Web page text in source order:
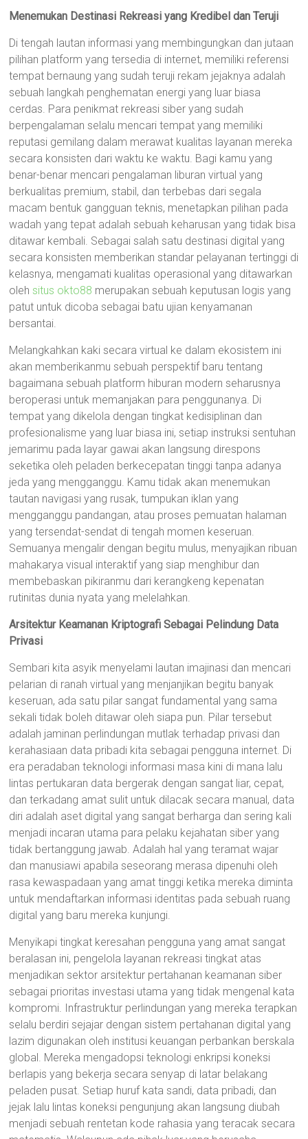
Menemukan Destinasi Rekreasi yang Kredibel dan Teruji
Di tengah lautan informasi yang membingungkan dan jutaan
pilihan platform yang tersedia di internet, memiliki referensi
tempat bernaung yang sudah teruji rekam jejaknya adalah
sebuah langkah penghematan energi yang luar biasa
cerdas. Para penikmat rekreasi siber yang sudah
berpengalaman selalu mencari tempat yang memiliki
reputasi gemilang dalam merawat kualitas layanan mereka
secara konsisten dari waktu ke waktu. Bagi kamu yang
benar-benar mencari pengalaman liburan virtual yang
berkualitas premium, stabil, dan terbebas dari segala
macam bentuk gangguan teknis, menetapkan pilihan pada
wadah yang tepat adalah sebuah keharusan yang tidak bisa
ditawar kembali. Sebagai salah satu destinasi digital yang
secara konsisten memberikan standar pelayanan tertinggi di
kelasnya, mengamati kualitas operasional yang ditawarkan
oleh situs okto88 merupakan sebuah keputusan logis yang
patut untuk dicoba sebagai batu ujian kenyamanan
bersantai.
Melangkahkan kaki secara virtual ke dalam ekosistem ini
akan memberikanmu sebuah perspektif baru tentang
bagaimana sebuah platform hiburan modern seharusnya
beroperasi untuk memanjakan para penggunanya. Di
tempat yang dikelola dengan tingkat kedisiplinan dan
profesionalisme yang luar biasa ini, setiap instruksi sentuhan
jemarimu pada layar gawai akan langsung direspons
seketika oleh peladen berkecepatan tinggi tanpa adanya
jeda yang mengganggu. Kamu tidak akan menemukan
tautan navigasi yang rusak, tumpukan iklan yang
mengganggu pandangan, atau proses pemuatan halaman
yang tersendat-sendat di tengah momen keseruan.
Semuanya mengalir dengan begitu mulus, menyajikan ribuan
mahakarya visual interaktif yang siap menghibur dan
membebaskan pikiranmu dari kerangkeng kepenatan
rutinitas dunia nyata yang melelahkan.
Arsitektur Keamanan Kriptografi Sebagai Pelindung Data
Privasi
Sembari kita asyik menyelami lautan imajinasi dan mencari
pelarian di ranah virtual yang menjanjikan begitu banyak
keseruan, ada satu pilar sangat fundamental yang sama
sekali tidak boleh ditawar oleh siapa pun. Pilar tersebut
adalah jaminan perlindungan mutlak terhadap privasi dan
kerahasiaan data pribadi kita sebagai pengguna internet. Di
era peradaban teknologi informasi masa kini di mana lalu
lintas pertukaran data bergerak dengan sangat liar, cepat,
dan terkadang amat sulit untuk dilacak secara manual, data
diri adalah aset digital yang sangat berharga dan sering kali
menjadi incaran utama para pelaku kejahatan siber yang
tidak bertanggung jawab. Adalah hal yang teramat wajar
dan manusiawi apabila seseorang merasa dipenuhi oleh
rasa kewaspadaan yang amat tinggi ketika mereka diminta
untuk mendaftarkan informasi identitas pada sebuah ruang
digital yang baru mereka kunjungi.
Menyikapi tingkat keresahan pengguna yang amat sangat
beralasan ini, pengelola layanan rekreasi tingkat atas
menjadikan sektor arsitektur pertahanan keamanan siber
sebagai prioritas investasi utama yang tidak mengenal kata
kompromi. Infrastruktur perlindungan yang mereka terapkan
selalu berdiri sejajar dengan sistem pertahanan digital yang
lazim digunakan oleh institusi keuangan perbankan berskala
global. Mereka mengadopsi teknologi enkripsi koneksi
berlapis yang bekerja secara senyap di latar belakang
peladen pusat. Setiap huruf kata sandi, data pribadi, dan
jejak lalu lintas koneksi pengunjung akan langsung diubah
menjadi sebuah rentetan kode rahasia yang teracak secara